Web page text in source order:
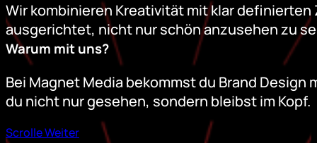
Wir kombinieren Kreativität mit klar
ausgerichtet, nicht nur schön anzusehen zu
Warum mit uns?
Bei Magnet Media bekommst du Brand
du nicht nur gesehen, sondern bleibst im Kopf.
Scrolle Weiter